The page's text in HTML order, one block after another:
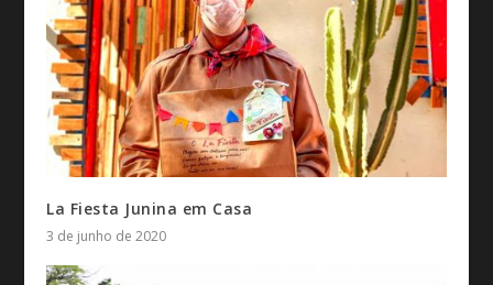
La Fiesta Junina em Casa
3 de junho de 2020